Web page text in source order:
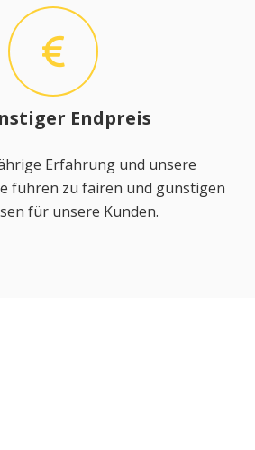
Endpreis
Erfahrung und unsere
führen zu fairen und günstigen
für unsere Kunden.